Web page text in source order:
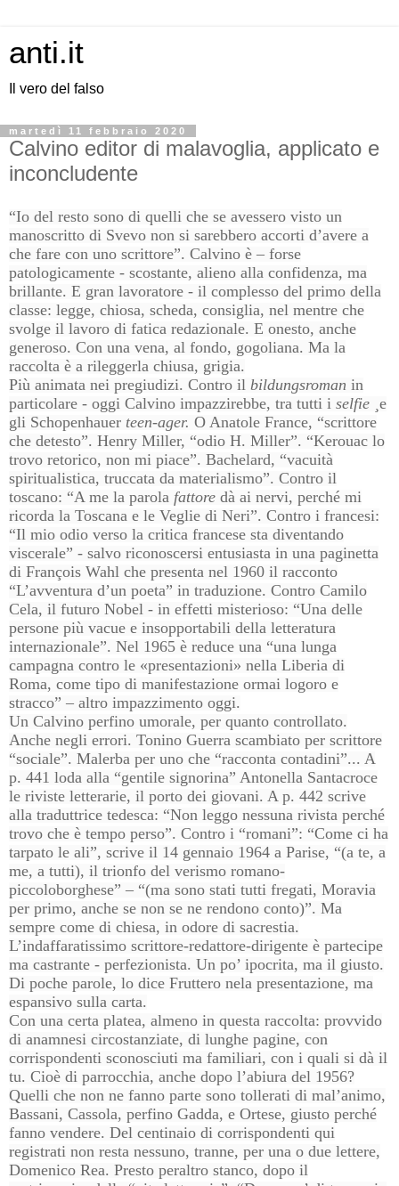
anti.it
Il vero del falso
martedì 11 febbraio 2020
Calvino editor di malavoglia, applicato e
inconcludente
“Io del resto sono di quelli che se avessero visto un
manoscritto di Svevo non si sarebbero accorti d’avere a
che fare con uno scrittore”. Calvino è – forse
patologicamente - scostante, alieno alla confidenza, ma
brillante. E gran lavoratore - il complesso del primo della
classe: legge, chiosa, scheda, consiglia, nel mentre che
svolge il lavoro di fatica redazionale. E onesto, anche
generoso. Con una vena, al fondo, gogoliana. Ma la
raccolta è a rileggerla chiusa, grigia.
Più animata nei pregiudizi. Contro il bildungsroman in
particolare - oggi Calvino impazzirebbe, tra tutti i selfie ¸ e
gli Schopenhauer teen-ager. O Anatole France, “scrittore
che detesto”. Henry Miller, “odio H. Miller”. “Kerouac lo
trovo retorico, non mi piace”. Bachelard, “vacuità
spiritualistica, truccata da materialismo”. Contro il
toscano: “A me la parola fattore dà ai nervi, perché mi
ricorda la Toscana e le Veglie di Neri”. Contro i francesi:
“Il mio odio verso la critica francese sta diventando
viscerale” - salvo riconoscersi entusiasta in una paginetta
di François Wahl che presenta nel 1960 il racconto
“L’avventura d’un poeta” in traduzione. Contro Camilo
Cela, il futuro Nobel - in effetti misterioso: “Una delle
persone più vacue e insopportabili della letteratura
internazionale”. Nel 1965 è reduce una “una lunga
campagna contro le «presentazioni» nella Liberia di
Roma, come tipo di manifestazione ormai logoro e
stracco” – altro impazzimento oggi.
Un Calvino perfino umorale, per quanto controllato.
Anche negli errori. Tonino Guerra scambiato per scrittore
“sociale”. Malerba per uno che “racconta contadini”... A
p. 441 loda alla “gentile signorina” Antonella Santacroce
le riviste letterarie, il porto dei giovani. A p. 442 scrive
alla traduttrice tedesca: “Non leggo nessuna rivista perché
trovo che è tempo perso”. Contro i “romani”: “Come ci ha
tarpato le ali”, scrive il 14 gennaio 1964 a Parise, “(a te, a
me, a tutti), il trionfo del verismo romano-
piccoloborghese” – “(ma sono stati tutti fregati, Moravia
per primo, anche se non se ne rendono conto)”. Ma
sempre come di chiesa, in odore di sacrestia.
L’indaffaratissimo scrittore-redattore-dirigente è partecipe
ma castrante - perfezionista. Un po’ ipocrita, ma il giusto.
Di poche parole, lo dice Fruttero nela presentazione, ma
espansivo sulla carta.
Con una certa platea, almeno in questa raccolta: provvido
di anamnesi circostanziate, di lunghe pagine, con
corrispondenti sconosciuti ma familiari, con i quali si dà il
tu. Cioè di parrocchia, anche dopo l’abiura del 1956?
Quelli che non ne fanno parte sono tollerati di mal’animo,
Bassani, Cassola, perfino Gadda, e Ortese, giusto perché
fanno vendere. Del centinaio di corrispondenti qui
registrati non resta nessuno, tranne, per una o due lettere,
Domenico Rea. Presto peraltro stanco, dopo il